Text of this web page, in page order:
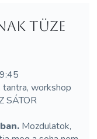
tüze
tantra, workshop
SÁTOR
Mozdulatok,